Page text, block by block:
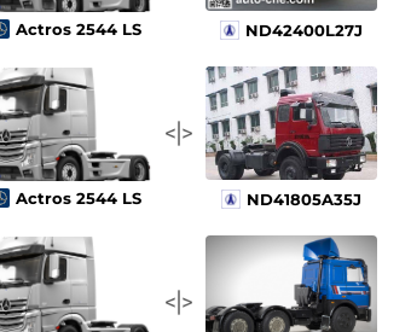
Actros 2544 LS ND42400L27J
Actros 2544 LS ND41805A35J